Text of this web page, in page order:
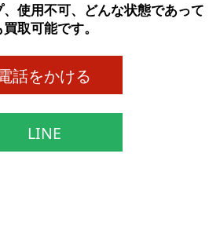
使用不可、どんな状態であって
買取可能です。
話をかける
LINE